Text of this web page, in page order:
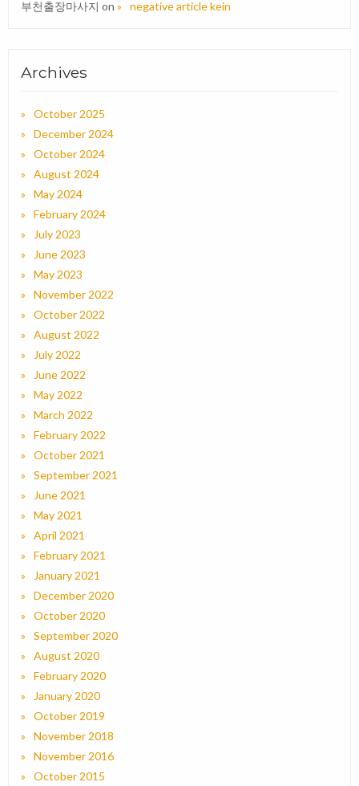
부천출장마사지 on negative article kein
Archives
October 2025
December 2024
October 2024
August 2024
May 2024
February 2024
July 2023
June 2023
May 2023
November 2022
October 2022
August 2022
July 2022
June 2022
May 2022
March 2022
February 2022
October 2021
September 2021
June 2021
May 2021
April 2021
February 2021
January 2021
December 2020
October 2020
September 2020
August 2020
February 2020
January 2020
October 2019
November 2018
November 2016
October 2015